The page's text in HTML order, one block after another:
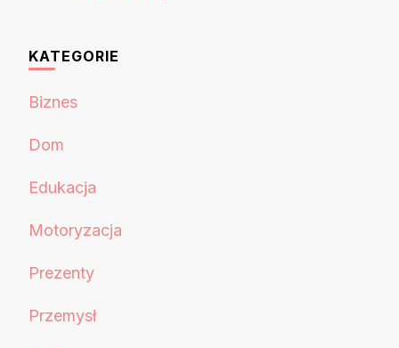
KATEGORIE
Biznes
Dom
Edukacja
Motoryzacja
Prezenty
Przemysł